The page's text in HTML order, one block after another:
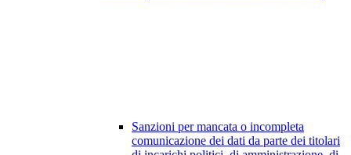
Sanzioni per mancata o incompleta
comunicazione dei dati da parte dei titolari